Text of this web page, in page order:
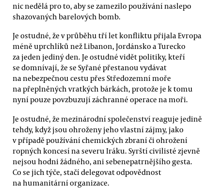
nic nedělá pro to, aby se zamezilo používání naslepo
shazovaných barelových bomb.
Je ostudné, že v průběhu tří let konfliktu přijala Evropa
méně uprchlíků než Libanon, Jordánsko a Turecko
za jeden jediný den. Je ostudné vidět politiky, kteří
se domnívají, že se Syřané přestanou vydávat
na nebezpečnou cestu přes Středozemní moře
na přeplněných vratkých bárkách, protože je k tomu
nyní pouze povzbuzují záchranné operace na moři.
Je ostudné, že mezinárodní společenství reaguje jedině
tehdy, když jsou ohroženy jeho vlastní zájmy, jako
v případě používání chemických zbraní či ohrožení
ropných koncesí na severu Iráku. Syrští civilisté zjevně
nejsou hodni žádného, ani sebenepatrnějšího gesta.
Co se jich týče, stačí delegovat odpovědnost
na humanitární organizace.